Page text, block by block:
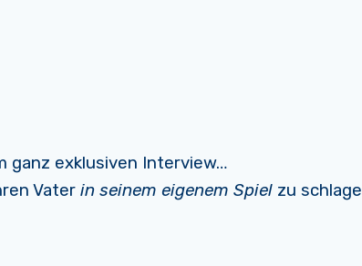
ganz exklusiven Interview…
Vater in seinem eigenem Spiel zu